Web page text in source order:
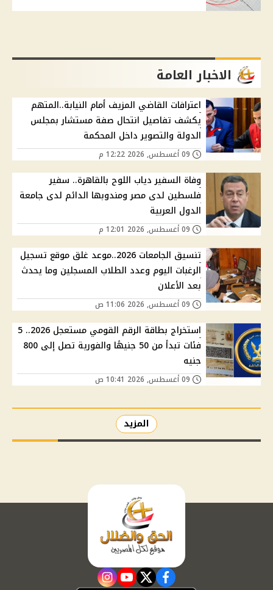
الاخبار العامة
اعترافات القاضي المزيف أمام النيابة..المتهم
يكشف تفاصيل انتحال صفة مستشار بمجلس
الدولة والتصوير داخل المحكمة
وفاة السفير دياب اللوح بالقاهرة.. سفير
فلسطين لدى مصر ومندوبها الدائم لدى جامعة
الدول العربية
تنسيق الجامعات 2026..موعد غلق موقع تسجيل
الرغبات اليوم وعدد الطلاب المسجلين وما يحدث
بعد الأعلان
استخراج بطاقة الرقم القومي مستعجل 2026.. 5
فئات تبدأ من 50 جنيهًا والفورية تصل إلى 800
جنيه
المزيد
facebook
twitter
youtube
instagram